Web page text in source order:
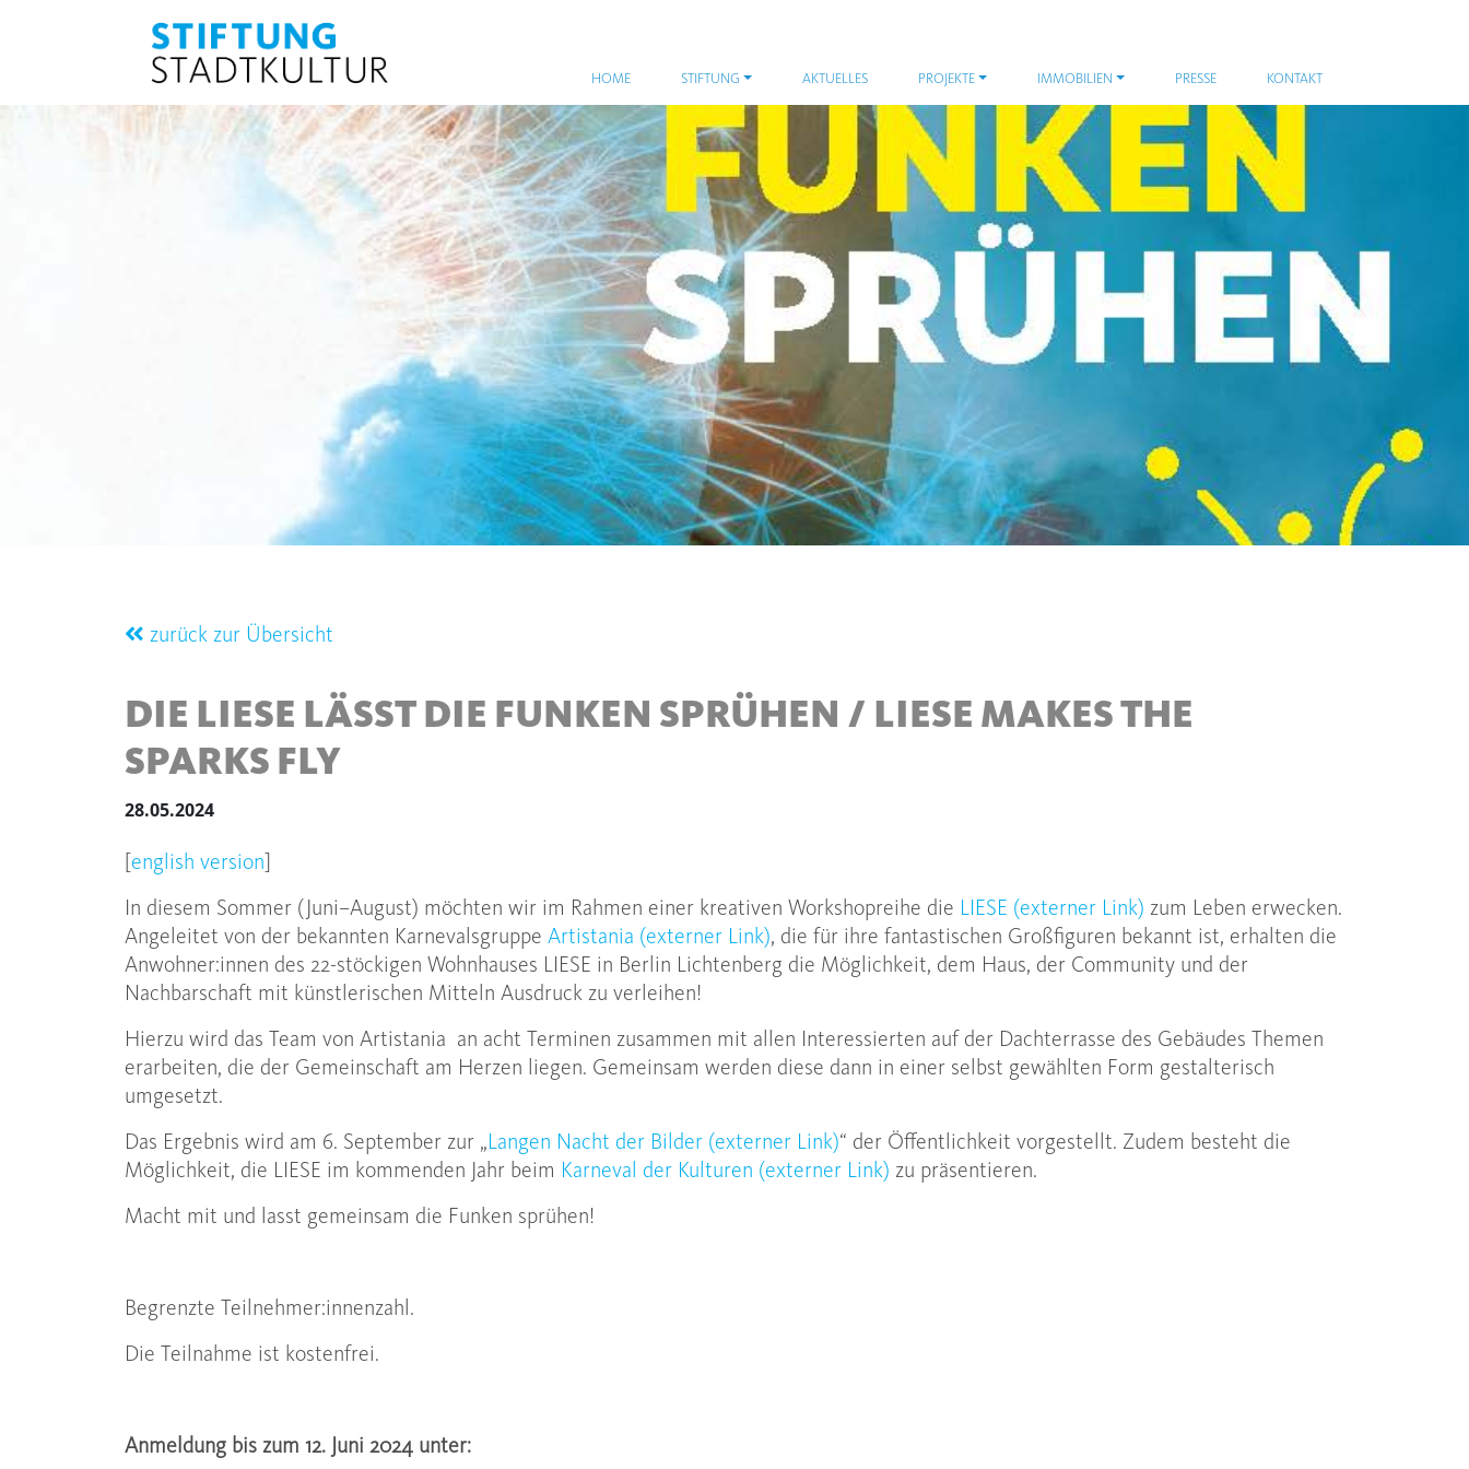
HOME STIFTUNG AKTUELLES PROJEKTE IMMOBILIEN PRESSE KONTAKT
zurück zur Übersicht
DIE LIESE LÄSST DIE FUNKEN SPRÜHEN / LIESE MAKES THE
SPARKS FLY
28.05.2024
english version
In diesem Sommer (Juni–August) möchten wir im Rahmen einer kreativen Workshopreihe die LIESE (externer Link) zum Leben erwecken.
Angeleitet von der bekannten Karnevalsgruppe Artistania (externer Link), die für ihre fantastischen Großfiguren bekannt ist, erhalten die
Anwohner:innen des 22-stöckigen Wohnhauses LIESE in Berlin Lichtenberg die Möglichkeit, dem Haus, der Community und der
Nachbarschaft mit künstlerischen Mitteln Ausdruck zu verleihen!
Hierzu wird das Team von Artistania an acht Terminen zusammen mit allen Interessierten auf der Dachterrasse des Gebäudes Themen
erarbeiten, die der Gemeinschaft am Herzen liegen. Gemeinsam werden diese dann in einer selbst gewählten Form gestalterisch
umgesetzt.
Das Ergebnis wird am 6. September zur „Langen Nacht der Bilder (externer Link)“ der Öffentlichkeit vorgestellt. Zudem besteht die
Möglichkeit, die LIESE im kommenden Jahr beim Karneval der Kulturen (externer Link) zu präsentieren.
Macht mit und lasst gemeinsam die Funken sprühen!
Begrenzte Teilnehmer:innenzahl.
Die Teilnahme ist kostenfrei.
Anmeldung bis zum 12. Juni 2024 unter: